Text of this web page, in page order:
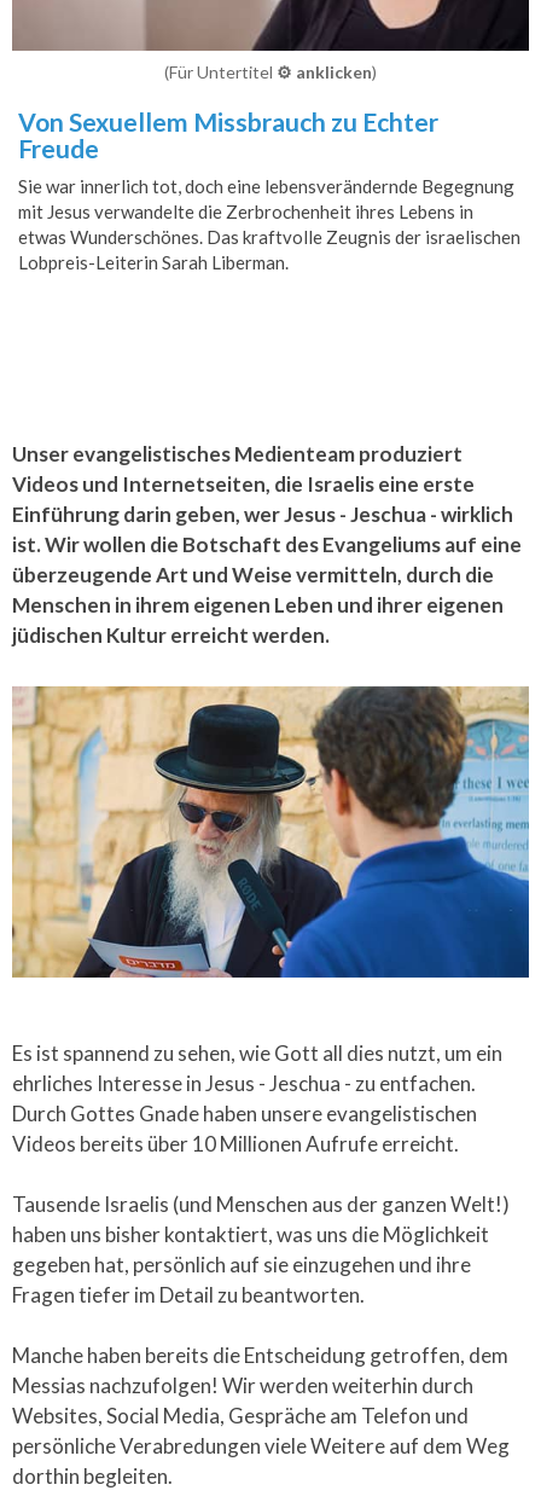
(Für Untertitel ⚙️ anklicken)
Von Sexuellem Missbrauch zu Echter
Freude
Sie war innerlich tot, doch eine lebensverändernde Begegnung
mit Jesus verwandelte die Zerbrochenheit ihres Lebens in
etwas Wunderschönes. Das kraftvolle Zeugnis der israelischen
Lobpreis-Leiterin Sarah Liberman.
Unser evangelistisches Medienteam produziert
Videos und Internetseiten, die Israelis eine erste
Einführung darin geben, wer Jesus - Jeschua - wirklich
ist. Wir wollen die Botschaft des Evangeliums auf eine
überzeugende Art und Weise vermitteln, durch die
Menschen in ihrem eigenen Leben und ihrer eigenen
jüdischen Kultur erreicht werden.
Es ist spannend zu sehen, wie Gott all dies nutzt, um ein
ehrliches Interesse in Jesus - Jeschua - zu entfachen.
Durch Gottes Gnade haben unsere evangelistischen
Videos bereits über 10 Millionen Aufrufe erreicht.
Tausende Israelis (und Menschen aus der ganzen Welt!)
haben uns bisher kontaktiert, was uns die Möglichkeit
gegeben hat, persönlich auf sie einzugehen und ihre
Fragen tiefer im Detail zu beantworten.
Manche haben bereits die Entscheidung getroffen, dem
Messias nachzufolgen! Wir werden weiterhin durch
Websites, Social Media, Gespräche am Telefon und
persönliche Verabredungen viele Weitere auf dem Weg
dorthin begleiten.